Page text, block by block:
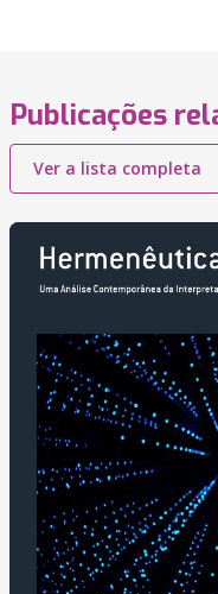
Publicações
Ver a lista completa